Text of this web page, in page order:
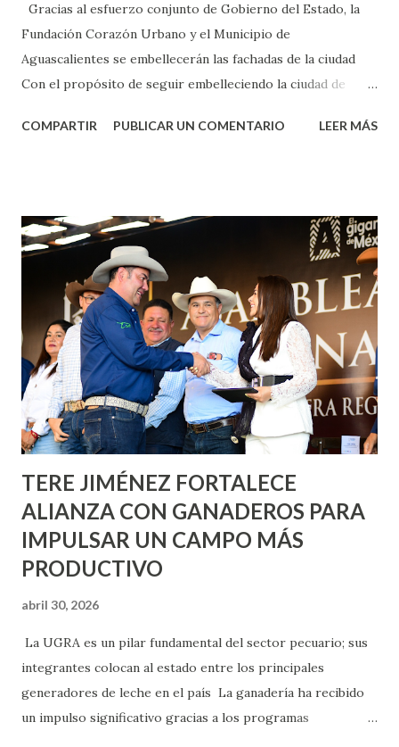
Gracias al esfuerzo conjunto de Gobierno del Estado, la
Fundación Corazón Urbano y el Municipio de
Aguascalientes se embellecerán las fachadas de la ciudad
Con el propósito de seguir embelleciendo la ciudad de
municipal, Leo Montañez dio inicio al programa
Corazón Urbano y el Municipio capital. Leo Montañez
informó que en este programa se usarán cerca de 90 mil
metros cuadrados de pintura, para dar inicio en la calle
Nieto, entre Jesús F. Elizondo y la calle 22 de Octubre, con
lo que se aplicará pintura en 66 casas. Posteriormente se
llevará este programa a Villas de Nuestra Señora de la
Asunción, Avenida Alameda y Decreto 27 de Septiembre, en
los edificios FOVISSSTE Ojo de Agua, en la comunidad
Norias de Paso Hondo y en los edificios de...
COMPARTIR PUBLICAR UN COMENTARIO LEER MÁS
TERE JIMÉNEZ FORTALECE
ALIANZA CON GANADEROS PARA
IMPULSAR UN CAMPO MÁS
PRODUCTIVO
abril 30, 2026
La UGRA es un pilar fundamental del sector pecuario; sus
integrantes colocan al estado entre los principales
generadores de leche en el país La ganadería ha recibido
un impulso significativo gracias a los programas